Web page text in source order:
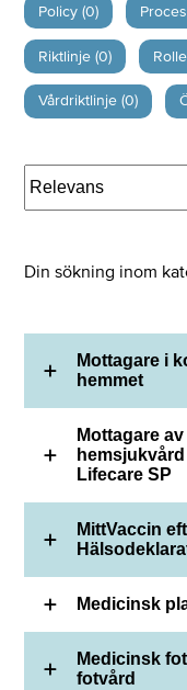
Policy (0)
Riktlinje (0)
Vårdriktlinje (0)
Din sökning inom
Mottagare i
hemmet
Mottagare
Lifecare SP
MittVaccin
Medicinsk
Medicinsk
fotvård